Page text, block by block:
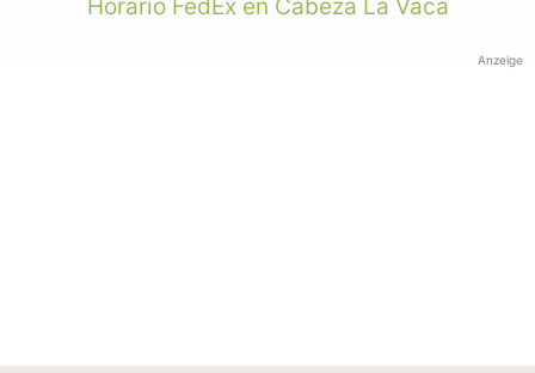
Horario FedEx en Cabeza La Vaca
Anzeige